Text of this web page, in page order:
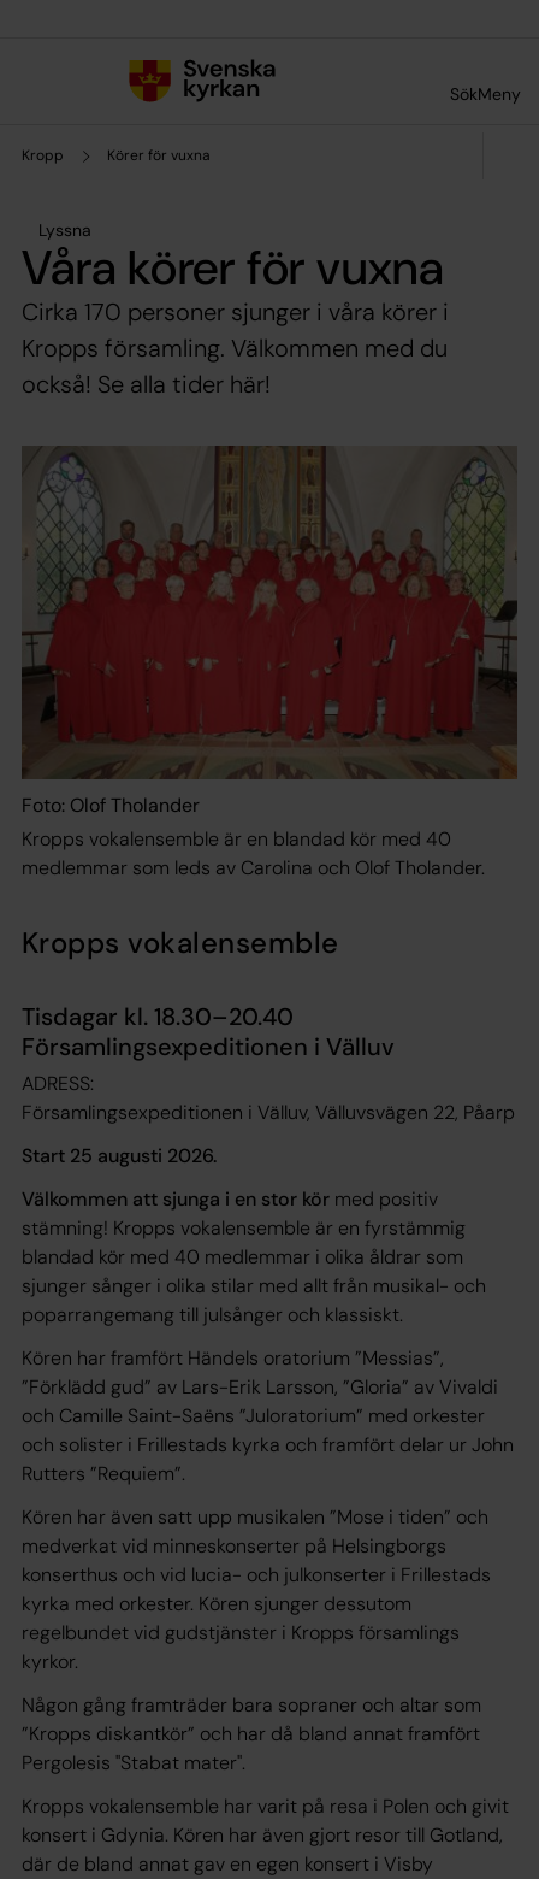
SökMeny
Kropp Körer för vuxna
Lyssna
Våra körer för vuxna
Cirka 170 personer sjunger i våra körer i
Kropps församling. Välkommen med du
också! Se alla tider här!
Foto: Olof Tholander
Kropps vokalensemble är en blandad kör med 40
medlemmar som leds av Carolina och Olof Tholander.
Kropps vokalensemble
Tisdagar kl. 18.30–20.40
Församlingsexpeditionen i Välluv
ADRESS:
Församlingsexpeditionen i Välluv, Välluvsvägen 22, Påarp
Start 25 augusti 2026.
Välkommen att sjunga i en stor kör med positiv
stämning! Kropps vokalensemble är en fyrstämmig
blandad kör med 40 medlemmar i olika åldrar som
sjunger sånger i olika stilar med allt från musikal- och
poparrangemang till julsånger och klassiskt.
Kören har framfört Händels oratorium ”Messias”,
”Förklädd gud” av Lars-Erik Larsson, ”Gloria” av Vivaldi
och Camille Saint-Saëns ”Juloratorium” med orkester
och solister i Frillestads kyrka och framfört delar ur John
Rutters ”Requiem”.
Kören har även satt upp musikalen ”Mose i tiden” och
medverkat vid minneskonserter på Helsingborgs
konserthus och vid lucia- och julkonserter i Frillestads
kyrka med orkester. Kören sjunger dessutom
regelbundet vid gudstjänster i Kropps församlings
kyrkor.
Någon gång framträder bara sopraner och altar som
”Kropps diskantkör” och har då bland annat framfört
Pergolesis "Stabat mater".
Kropps vokalensemble har varit på resa i Polen och givit
konsert i Gdynia. Kören har även gjort resor till Gotland,
där de bland annat gav en egen konsert i Visby